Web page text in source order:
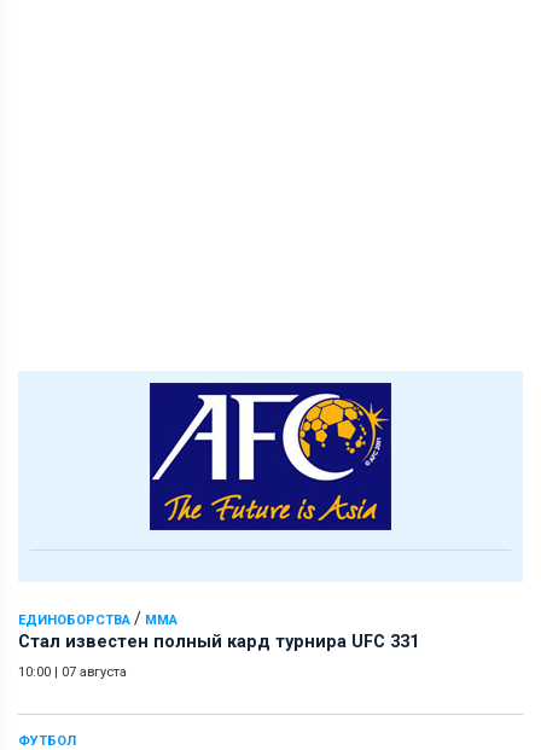
ЕДИНОБОРСТВА / ММА
Стал известен полный кард турнира UFC 331
10:00 | 07 августа
ФУТБОЛ